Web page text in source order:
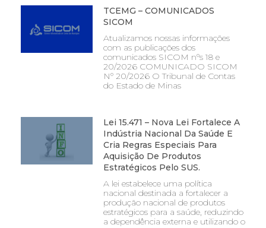
TCEMG – COMUNICADOS
SICOM
Atualizamos nossas informações
com as publicações dos
comunicados SICOM nºs 18 e
20/2026 COMUNICADO SICOM
Nº 20/2026 O Tribunal de Contas
do Estado de Minas
Lei 15.471 – Nova Lei Fortalece A
Indústria Nacional Da Saúde E
Cria Regras Especiais Para
Aquisição De Produtos
Estratégicos Pelo SUS.
A lei estabelece uma política
nacional destinada a fortalecer a
produção nacional de produtos
estratégicos para a saúde, reduzindo
a dependência externa e utilizando o